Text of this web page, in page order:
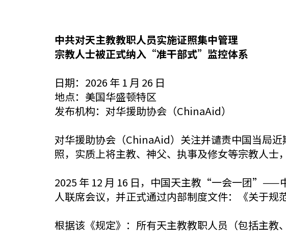
中共对天主教教职人员实施证照集中管理
宗教人士被正式纳入“准干部式”监控体系
日期：2026 年 1 月 26 日
地点：美国华盛顿特区
发布机构：对华援助协会（ChinaAid）
对华援助协会（ChinaAid）关注并谴责中国当局
照，实质上将主教、神父、执事及修女等宗教人
2025 年 12 月 16 日，中国天主教“一会一团”——
人联席会议，并正式通过内部制度文件：《关于规
根据该《规定》：所有天主教教职人员（包括主教